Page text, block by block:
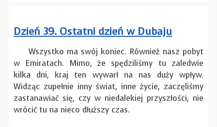
Dzień 39. Ostatni dzień w Dubaju
Wszystko ma swój koniec. Również nasz pobyt
w Emiratach. Mimo, że spędziliśmy tu zaledwie
kilka dni, kraj ten wywarł na nas duży wpływ.
Widząc zupełnie inny świat, inne życie, zaczęliśmy
zastanawiać się, czy w niedalekiej przyszłości, nie
wrócić tu na nieco dłuższy czas.